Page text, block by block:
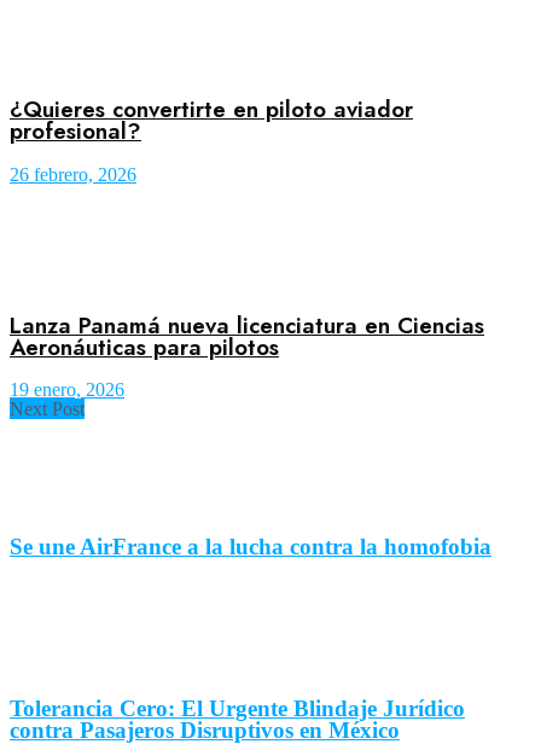
¿Quieres convertirte en piloto aviador
profesional?
26 febrero, 2026
Lanza Panamá nueva licenciatura en Ciencias
Aeronáuticas para pilotos
19 enero, 2026
Next Post
Se une AirFrance a la lucha contra la homofobia
Tolerancia Cero: El Urgente Blindaje Jurídico
contra Pasajeros Disruptivos en México